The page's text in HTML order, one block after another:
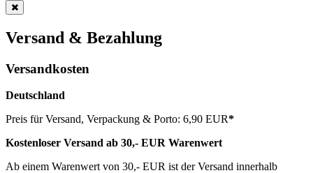
Versand & Bezahlung
Versandkosten
Deutschland
Preis für Versand, Verpackung & Porto: 6,90 EUR*
Kostenloser Versand ab 30,- EUR Warenwert
Ab einem Warenwert von 30,- EUR ist der Versand innerhalb